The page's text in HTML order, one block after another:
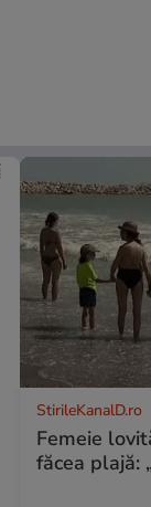
StirileKanalD.ro
Femeie
făcea plajă: